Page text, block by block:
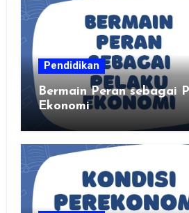
Pendidikan
Bermain Peran sebagai
Ekonomi